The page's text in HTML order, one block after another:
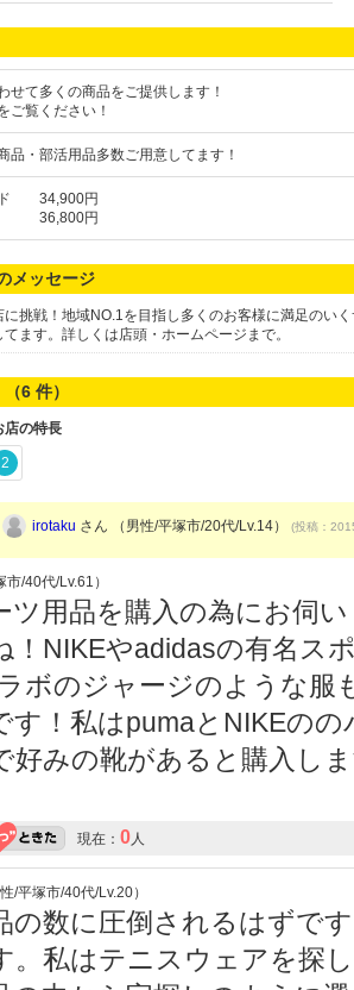
せて多くの商品をご提供します！
ご覧ください！
品・部活用品多数ご用意してます！
ド 34,900円
円
メッセージ
挑戦！地域NO.1を目指し多くのお客様に満足のい
ます。詳しくは店頭・ホームページまで。
（6 件）
店の特長
2
irotaku さん （男性/平塚市/20代/Lv.14） (投稿：
/40代/Lv.61）
ツ用品を購入の為にお伺
！NIKEやadidasの有名ス
ボのジャージのような服
す！私はpumaとNIKEの
好みの靴があると購入し
現在： 0 人
/平塚市/40代/Lv.20）
の数に圧倒されるはずで
。私はテニスウェアを探